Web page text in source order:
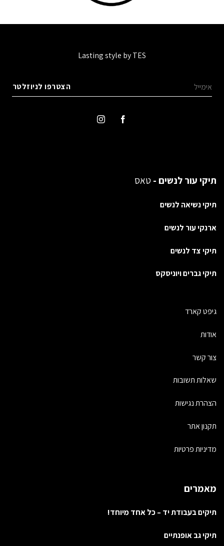
Lasting style by TES
תיקי עור לנשים -טאס
תיקי נשיאה לנשים
ארנקי עור לנשים
תיקי צד לנשים
תיקי גברים ויוניסקס
גיפט קארד
אודות
צור קשר
שאלות תשובות
הצהרת נגישות
תקנון אתר
מדיניות פרטיות
מאמרים
תיקים בעבודת יד – כל אחד מיוחד!
תיקי גב אופנתיים